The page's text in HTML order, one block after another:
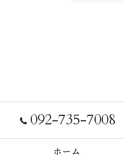
092-735-7008
ホーム